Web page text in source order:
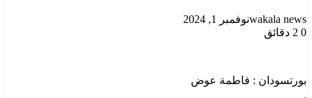
wakala newsنوفمبر 1, 2024
0
بورتسودان : فاطمة عوض